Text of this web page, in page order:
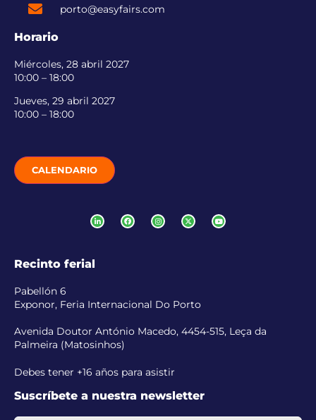
porto@easyfairs.com
Horario
Miércoles, 28 abril 2027
10:00 – 18:00
Jueves, 29 abril 2027
10:00 – 18:00
CALENDARIO
Recinto ferial
Pabellón 6
Exponor, Feria Internacional Do Porto
Avenida Doutor António Macedo, 4454-515, Leça da
Palmeira (Matosinhos)
Debes tener +16 años para asistir
Suscríbete a nuestra newsletter